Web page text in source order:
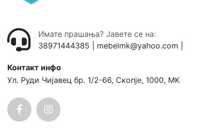
Имате прашања? Јавете се на:
38971444385
mebelmk@yahoo.com
Контакт инфо
Ул. Руди Чијавец бр. 1/2-66, Скопје, 1000, MK